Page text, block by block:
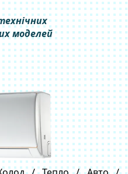
моделей